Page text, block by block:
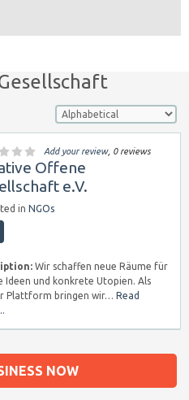
Add your review, 0 reviews
Offene
e.V.
in NGOs
Wir schaffen neue Räume für
Ideen und konkrete Utopien. Als
Plattform bringen wir… Read
NOW